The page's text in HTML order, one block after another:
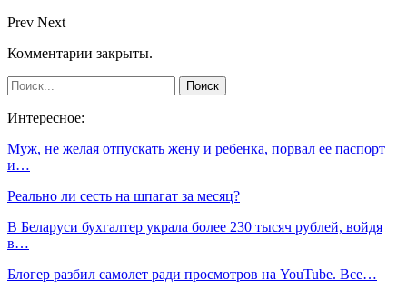
Prev Next
Комментарии закрыты.
Интересное:
Муж, не желая отпускать жену и ребенка, порвал ее паспорт
и…
Реально ли сесть на шпагат за месяц?
В Беларуси бухгалтер украла более 230 тысяч рублей, войдя
в…
Блогер разбил самолет ради просмотров на YouTube. Все…